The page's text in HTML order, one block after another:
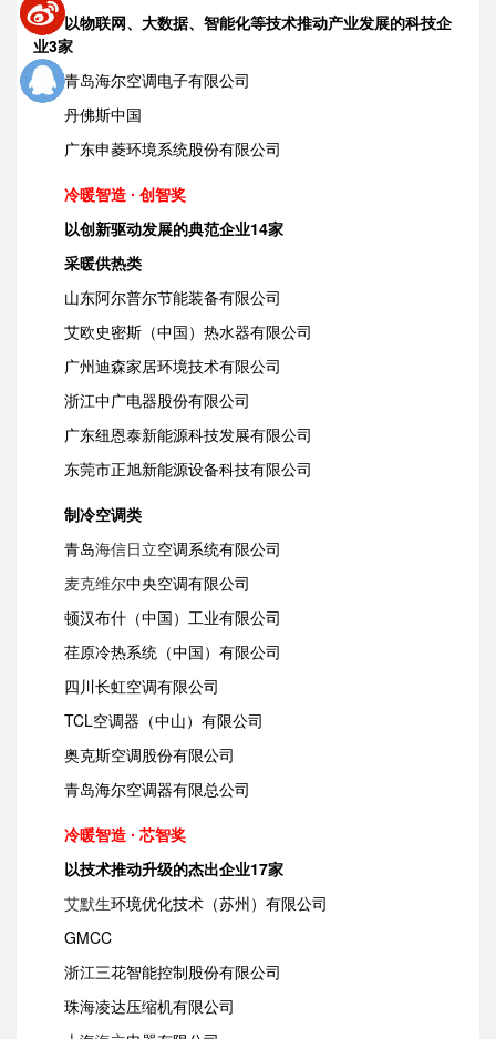
以物联网、大数据、智能化等技术推动产业发展的科技企
业3家
青岛海尔空调电子有限公司
丹佛斯中国
广东申菱环境系统股份有限公司
冷暖智造 ∙ 创智奖
以创新驱动发展的典范企业14家
采暖供热类
山东阿尔普尔节能装备有限公司
艾欧史密斯（中国）热水器有限公司
广州迪森家居环境技术有限公司
浙江中广电器股份有限公司
广东纽恩泰新能源科技发展有限公司
东莞市正旭新能源设备科技有限公司
制冷空调类
青岛海信日立空调系统有限公司
麦克维尔中央空调有限公司
顿汉布什（中国）工业有限公司
荏原冷热系统（中国）有限公司
四川长虹空调有限公司
TCL空调器（中山）有限公司
奥克斯空调股份有限公司
青岛海尔空调器有限总公司
冷暖智造 ∙ 芯智奖
以技术推动升级的杰出企业17家
艾默生环境优化技术（苏州）有限公司
GMCC
浙江三花智能控制股份有限公司
珠海凌达压缩机有限公司